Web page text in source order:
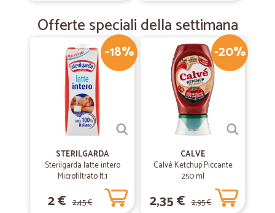
Offerte speciali della settimana
-18%
STERILGARDA
Sterilgarda latte intero
Microfiltrato lt.1
2 € 2,45 €
-20%
CALVE
Calvè Ketchup Piccante
250 ml
2,35 € 2,95 €